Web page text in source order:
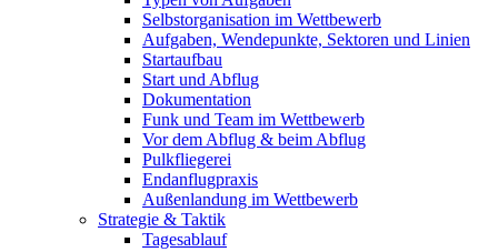
Selbstorganisation im Wettbewerb
Aufgaben, Wendepunkte, Sektoren und Linien
Startaufbau
Start und Abflug
Dokumentation
Funk und Team im Wettbewerb
Vor dem Abflug & beim Abflug
Pulkfliegerei
Endanflugpraxis
Außenlandung im Wettbewerb
Strategie & Taktik
Tagesablauf